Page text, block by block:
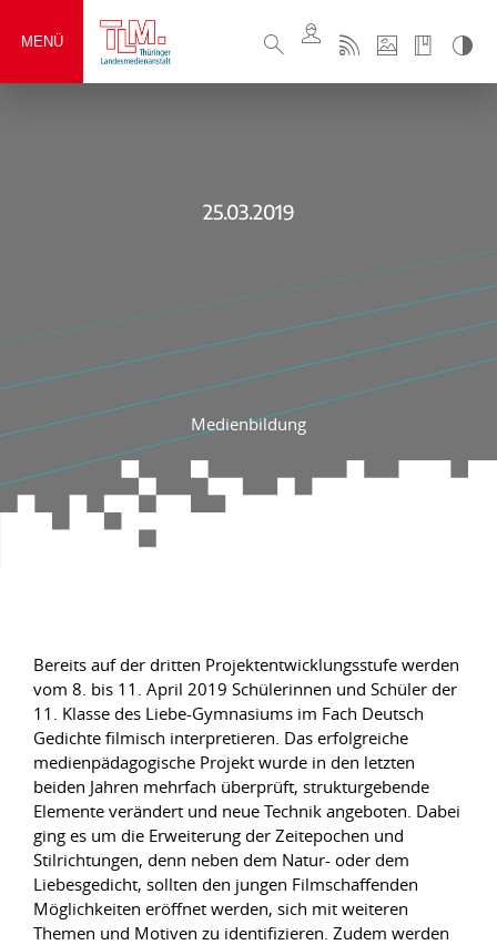
MENÜ
25.03.2019
Medienbildung
Bereits auf der dritten Projektentwicklungsstufe werden
vom 8. bis 11. April 2019 Schülerinnen und Schüler der
11. Klasse des Liebe-Gymnasiums im Fach Deutsch
Gedichte filmisch interpretieren. Das erfolgreiche
medienpädagogische Projekt wurde in den letzten
beiden Jahren mehrfach überprüft, strukturgebende
Elemente verändert und neue Technik angeboten. Dabei
ging es um die Erweiterung der Zeitepochen und
Stilrichtungen, denn neben dem Natur- oder dem
Liebesgedicht, sollten den jungen Filmschaffenden
Möglichkeiten eröffnet werden, sich mit weiteren
Themen und Motiven zu identifizieren. Zudem werden